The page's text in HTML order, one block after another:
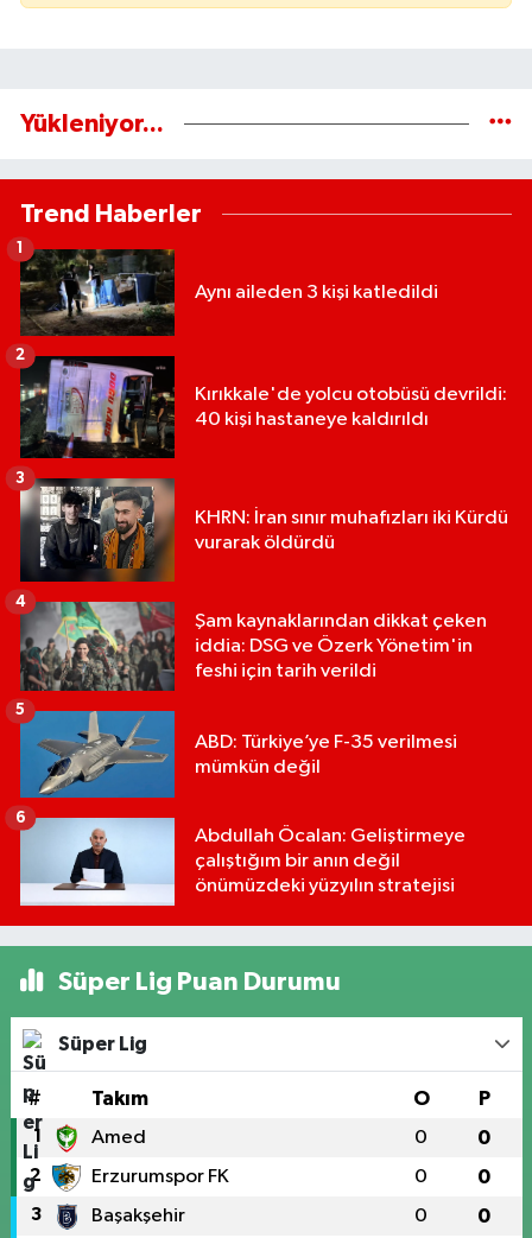
Yükleniyor...
Trend Haberler
Aynı aileden 3 kişi katledildi
1
Kırıkkale'de yolcu otobüsü devrildi:
40 kişi hastaneye kaldırıldı
2
KHRN: İran sınır muhafızları iki Kürdü
vurarak öldürdü
3
Şam kaynaklarından dikkat çeken
iddia: DSG ve Özerk Yönetim'in
feshi için tarih verildi
4
ABD: Türkiye’ye F-35 verilmesi
mümkün değil
5
Abdullah Öcalan: Geliştirmeye
çalıştığım bir anın değil
önümüzdeki yüzyılın stratejisi
6
Süper Lig Puan Durumu
Süper Lig
# Takım O P
1 Amed 0 0
2 Erzurumspor FK 0 0
3 Başakşehir 0 0